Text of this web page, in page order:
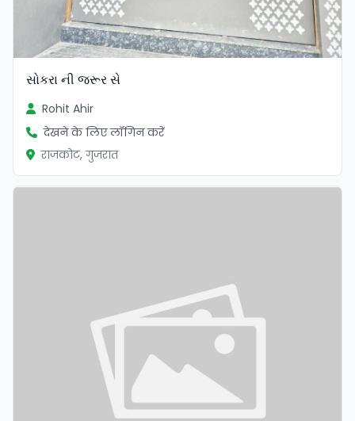
સોકરા ની જરૂર સે
Rohit Ahir
देखने के लिए लॉगिन करें
राजकोट, गुजरात